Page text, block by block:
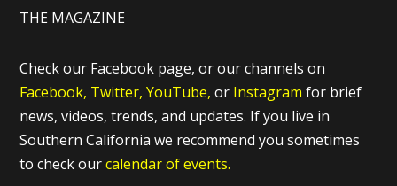
THE MAGAZINE
Check our Facebook page, or our channels on
Facebook, Twitter, YouTube, or Instagram for brief
news, videos, trends, and updates. If you live in
Southern California we recommend you sometimes
to check ourcalendar of events.